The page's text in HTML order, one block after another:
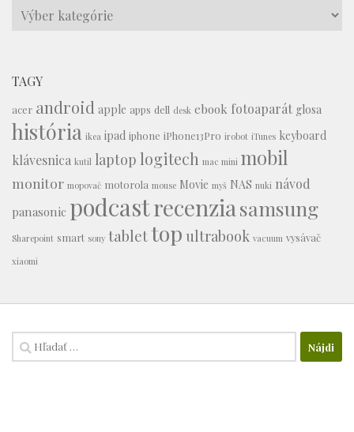
Témy
TAGY
acer android apple apps dell desk ebook fotoaparát glosa
história ikea ipad iphone iPhone13Pro irobot iTunes keyboard
klávesnica kutil laptop logitech mac mini mobil
monitor mopovač motorola mouse Movie myš NAS nuki návod
panasonic podcastrecenziasamsung
Sharepoint smart sony tablettop ultrabook vacuum vysávač
xiaomi
Hľadať: